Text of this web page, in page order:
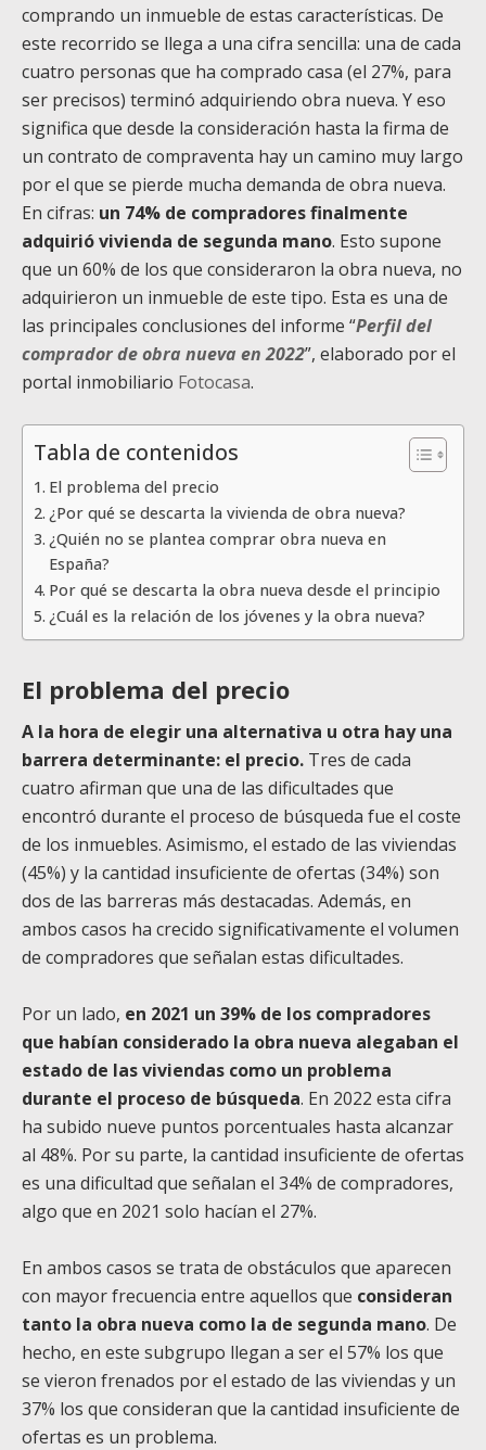
comprando un inmueble de estas características. De
este recorrido se llega a una cifra sencilla: una de cada
cuatro personas que ha comprado casa (el 27%, para
ser precisos) terminó adquiriendo obra nueva. Y eso
significa que desde la consideración hasta la firma de
un contrato de compraventa hay un camino muy largo
por el que se pierde mucha demanda de obra nueva.
En cifras: un 74% de compradores finalmente
adquirió vivienda de segunda mano. Esto supone
que un 60% de los que consideraron la obra nueva, no
adquirieron un inmueble de este tipo. Esta es una de
las principales conclusiones del informe “Perfil del
comprador de obra nueva en 2022”, elaborado por el
portal inmobiliario Fotocasa.
Tabla de contenidos
El problema del precio
¿Por qué se descarta la vivienda de obra nueva?
¿Quién no se plantea comprar obra nueva en
España?
Por qué se descarta la obra nueva desde el principio
¿Cuál es la relación de los jóvenes y la obra nueva?
El problema del precio
A la hora de elegir una alternativa u otra hay una
barrera determinante: el precio. Tres de cada
cuatro afirman que una de las dificultades que
encontró durante el proceso de búsqueda fue el coste
de los inmuebles. Asimismo, el estado de las viviendas
(45%) y la cantidad insuficiente de ofertas (34%) son
dos de las barreras más destacadas. Además, en
ambos casos ha crecido significativamente el volumen
de compradores que señalan estas dificultades.
Por un lado, en 2021 un 39% de los compradores
que habían considerado la obra nueva alegaban el
estado de las viviendas como un problema
durante el proceso de búsqueda. En 2022 esta cifra
ha subido nueve puntos porcentuales hasta alcanzar
al 48%. Por su parte, la cantidad insuficiente de ofertas
es una dificultad que señalan el 34% de compradores,
algo que en 2021 solo hacían el 27%.
En ambos casos se trata de obstáculos que aparecen
con mayor frecuencia entre aquellos que consideran
tanto la obra nueva como la de segunda mano. De
hecho, en este subgrupo llegan a ser el 57% los que
se vieron frenados por el estado de las viviendas y un
37% los que consideran que la cantidad insuficiente de
ofertas es un problema.